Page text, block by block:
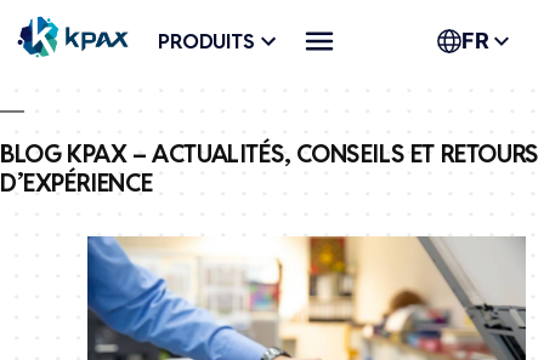
Aller
contenu
PRODUITS FR
BLOG KPAX – ACTUALITÉS, CONSEILS ET RETOURS
D’EXPÉRIENCE